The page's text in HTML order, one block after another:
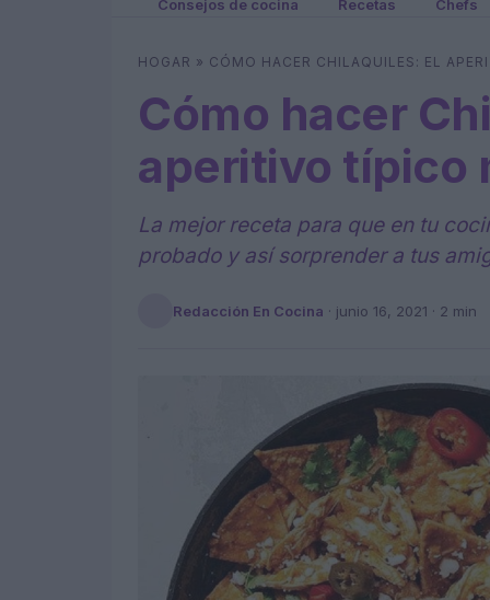
Consejos de cocina Recetas Chefs
HOGAR » CÓMO HACER CHILAQUILES: EL
Cómo hacer
aperitivo típico
La mejor receta para que en tu
probado y así sorprender a tus
Redacción En Cocina · junio 16, 2021 · 2 min